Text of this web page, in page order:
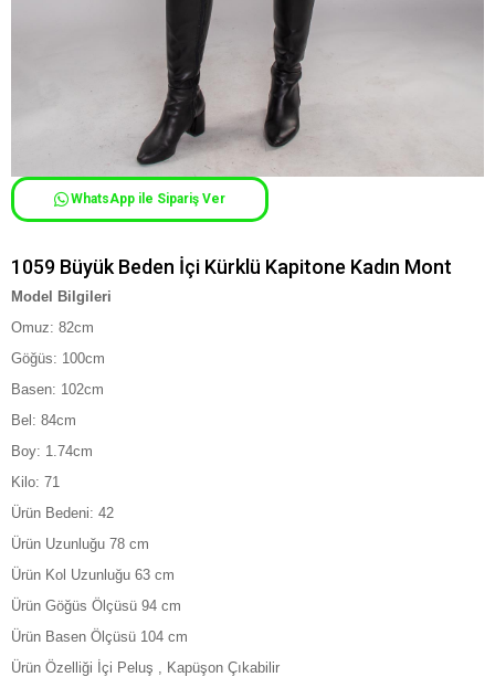
WhatsApp ile Sipariş Ver
1059 Büyük Beden İçi Kürklü Kapitone Kadın Mont
Model Bilgileri
Omuz: 82cm
Göğüs: 100cm
Basen: 102cm
Bel: 84cm
Boy: 1.74cm
Kilo: 71
Ürün Bedeni: 42
Ürün Uzunluğu 78 cm
Ürün Kol Uzunluğu 63 cm
Ürün Göğüs Ölçüsü 94 cm
Ürün Basen Ölçüsü 104 cm
Ürün Özelliği İçi Peluş , Kapüşon Çıkabilir